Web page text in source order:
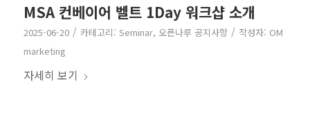
MSA 컨베이어 벨트 1Day 워크샵 소개
2025-06-20 / 카테고리: Seminar, 오픈나루 공지사항 / 작성자: OM
marketing
자세히 보기